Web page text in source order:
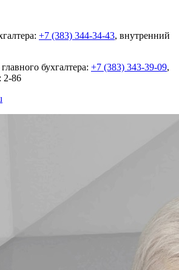
+7 (383) 344-34-43, внутренний
бухгалтера: +7 (383) 343-39-09,
2-86